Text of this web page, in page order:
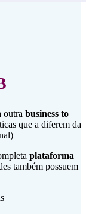
outra business to
que a diferem da
plataforma
também possuem